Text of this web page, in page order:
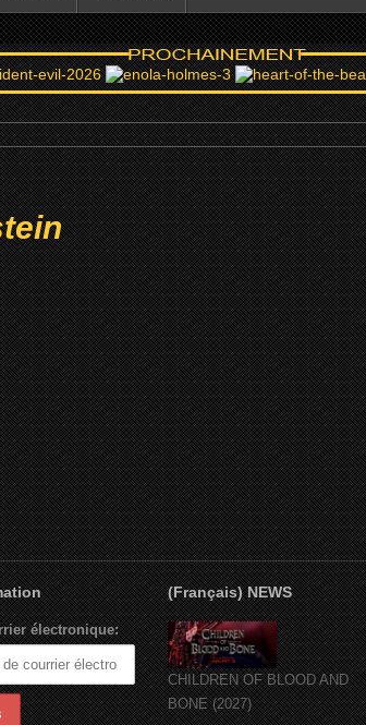
électronique:
(Français) NEWS
CHILDREN OF BLOOD AND
BONE (2027)